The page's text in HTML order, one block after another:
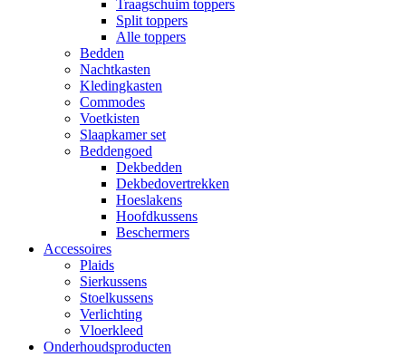
Traagschuim toppers
Split toppers
Alle toppers
Bedden
Nachtkasten
Kledingkasten
Commodes
Voetkisten
Slaapkamer set
Beddengoed
Dekbedden
Dekbedovertrekken
Hoeslakens
Hoofdkussens
Beschermers
Accessoires
Plaids
Sierkussens
Stoelkussens
Verlichting
Vloerkleed
Onderhoudsproducten